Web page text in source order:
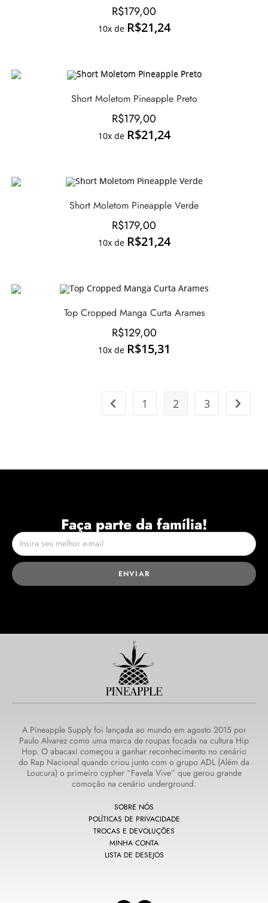
R$179,00
10x de R$21,24
Short Moletom Pineapple Preto
R$179,00
10x de R$21,24
Short Moletom Pineapple Verde
R$179,00
10x de R$21,24
Top Cropped Manga Curta Arames
R$129,00
10x de R$15,31
1 2 3
Faça parte da família!
ENVIAR
A Pineapple Supply foi lançada ao mundo em agosto 2015 por
Paulo Alvarez como uma marca de roupas focada na cultura Hip
Hop. O abacaxi começou a ganhar reconhecimento no cenário
do Rap Nacional quando criou junto com o grupo ADL (Além da
Loucura) o primeiro cypher “Favela Vive” que gerou grande
comoção na cenário underground.
SOBRE NÓS
POLÍTICAS DE PRIVACIDADE
TROCAS E DEVOLUÇÕES
MINHA CONTA
LISTA DE DESEJOS